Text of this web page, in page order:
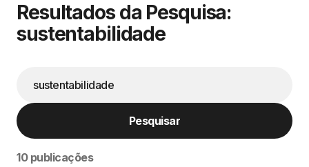
Resultados da Pesquisa:
sustentabilidade
Pesquisar
10 publicações